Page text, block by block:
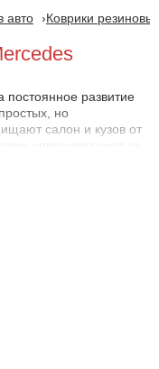
авто Коврики
развитие
но
салон и кузов от
упрощают уход за
?
в хорошем
воздействий,
коврики - это
как можно